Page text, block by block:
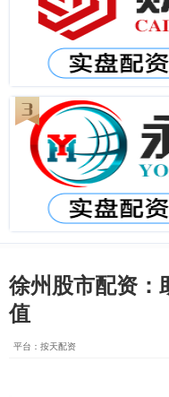
徐州股市配资：
值
平台：按天配资